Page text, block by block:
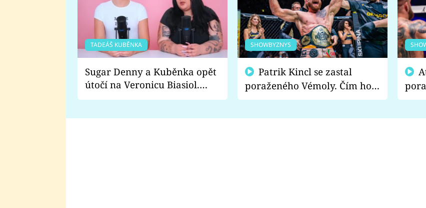
TADEÁŠ KUBĚNKA
Sugar Denny a Kuběnka opět
útočí na Veronicu Biasiol.
Proč je podle nich falešná a
SHOWBYZNYS
poraženého Vémoly. Čím ho
fanoušci naštvali?